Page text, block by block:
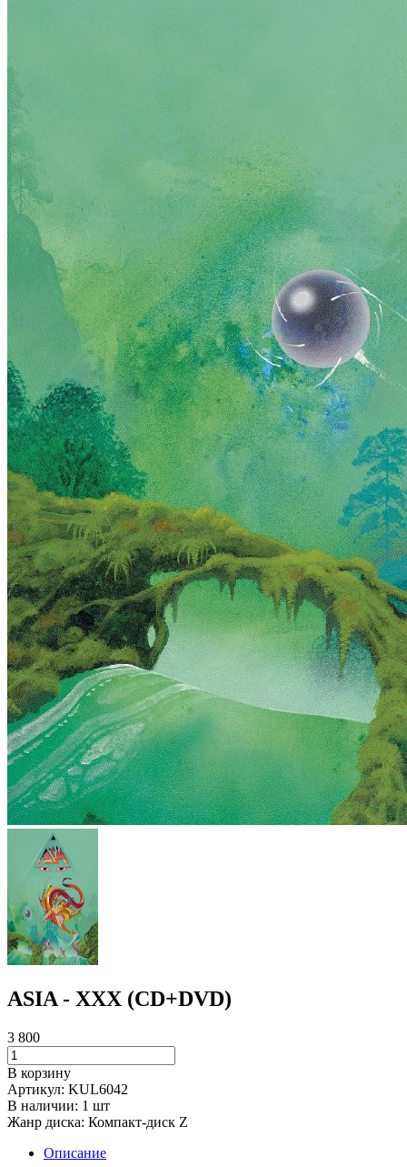
ASIA - XXX (CD+DVD)
3 800
В корзину
Артикул: KUL6042
В наличии: 1 шт
Жанр диска: Компакт-диск Z
Описание